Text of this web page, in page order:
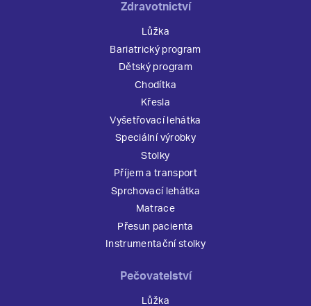
Zdravotnictví
Lůžka
Bariatrický program
Dětský program
Chodítka
Křesla
Vyšetřovací lehátka
Speciální výrobky
Stolky
Příjem a transport
Sprchovací lehátka
Matrace
Přesun pacienta
Instrumentační stolky
Pečovatelství
Lůžka